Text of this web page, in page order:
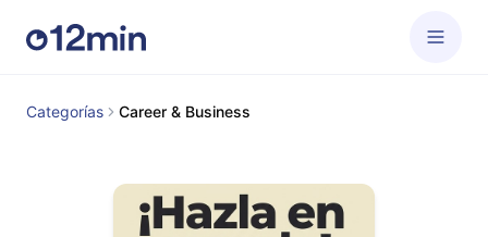
Categorías Career & Business